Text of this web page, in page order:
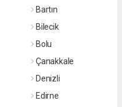
Bartın
Bilecik
Bolu
Çanakkale
Denizli
Edirne